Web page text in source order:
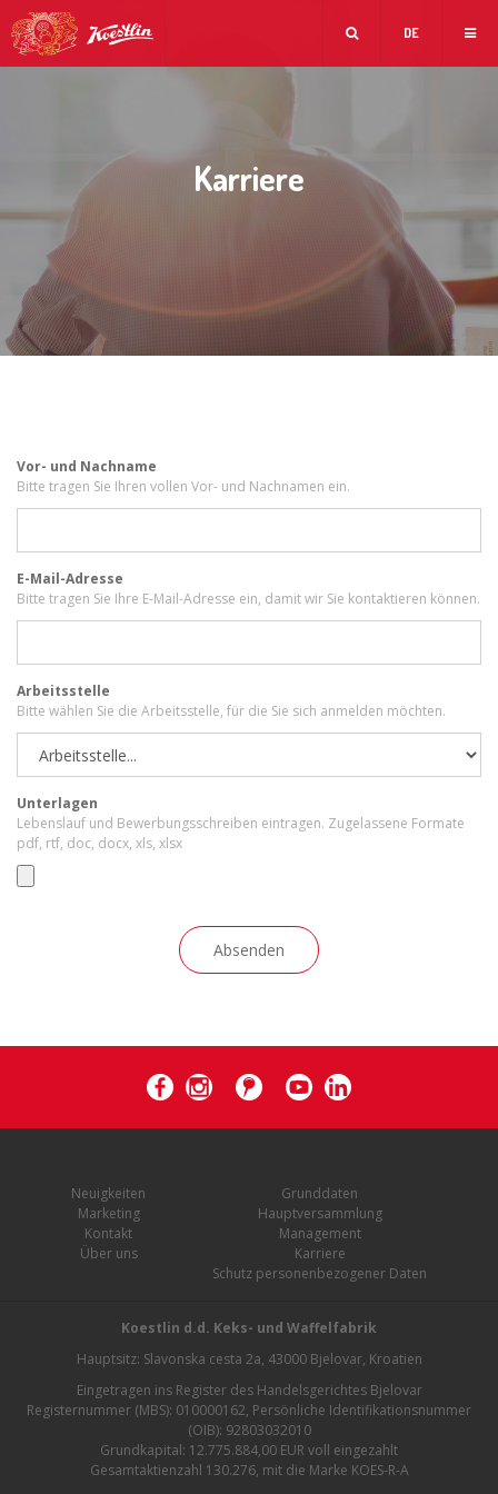
DE
Karriere
Vor- und Nachname
Bitte tragen Sie Ihren vollen Vor- und Nachnamen ein.
E-Mail-Adresse
Bitte tragen Sie Ihre E-Mail-Adresse ein, damit wir Sie kontaktieren können.
Arbeitsstelle
Bitte wählen Sie die Arbeitsstelle, für die Sie sich anmelden möchten.
Unterlagen
Lebenslauf und Bewerbungsschreiben eintragen. Zugelassene Formate
pdf, rtf, doc, docx, xls, xlsx
Neuigkeiten
Marketing
Kontakt
Über uns
Grunddaten
Hauptversammlung
Management
Karriere
Schutz personenbezogener Daten
Koestlin d.d. Keks- und Waffelfabrik
Hauptsitz: Slavonska cesta 2a, 43000 Bjelovar, Kroatien
Eingetragen ins Register des Handelsgerichtes Bjelovar
Registernummer (MBS): 010000162, Persönliche Identifikationsnummer
(OIB): 92803032010
Grundkapital: 12.775.884,00 EUR voll eingezahlt
Gesamtaktienzahl 130.276, mit die Marke KOES-R-A